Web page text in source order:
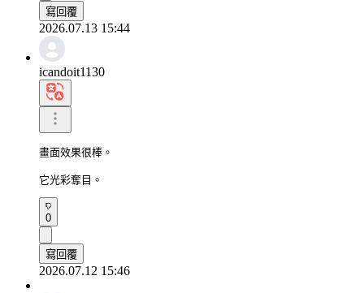
寫回覆
2026.07.13 15:44
icandoit1130
畫面效果很棒。
它光彩奪目。
0
寫回覆
2026.07.12 15:46